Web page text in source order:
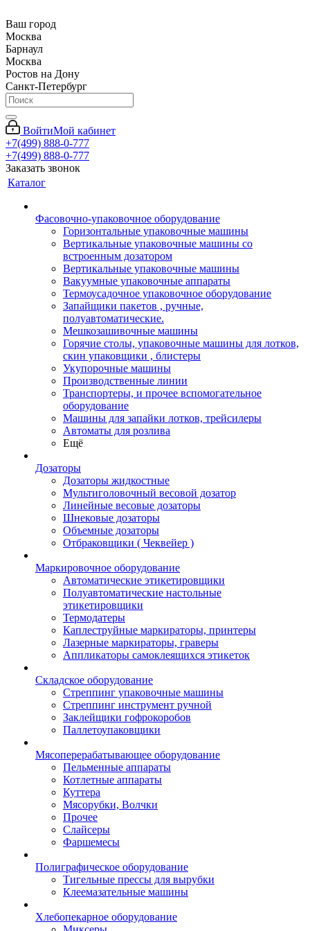
Ваш город
Москва
Барнаул
Москва
Ростов на Дону
Санкт-Петербург
ВойтиМой кабинет
+7(499) 888-0-777
+7(499) 888-0-777
Заказать звонок
Каталог
Фасовочно-упаковочное оборудование
Горизонтальные упаковочные машины
Вертикальные упаковочные машины со
встроенным дозатором
Вертикальные упаковочные машины
Вакуумные упаковочные аппараты
Термоусадочное упаковочное оборудование
Запайщики пакетов , ручные,
полуавтоматические.
Мешкозашивочные машины
Горячие столы, упаковочные машины для лотков,
скин упаковщики , блистеры
Укупорочные машины
Производственные линии
Транспортеры, и прочее вспомогательное
оборудование
Машины для запайки лотков, трейсилеры
Автоматы для розлива
Ещё
Дозаторы
Дозаторы жидкостные
Мультиголовочный весовой дозатор
Линейные весовые дозаторы
Шнековые дозаторы
Объемные дозаторы
Отбраковщики ( Чеквейер )
Маркировочное оборудование
Автоматические этикетировщики
Полуавтоматические настольные
этикетировщики
Термодатеры
Каплеструйные маркираторы, принтеры
Лазерные маркираторы, граверы
Аппликаторы самоклеящихся этикеток
Складское оборудование
Стреппинг упаковочные машины
Стреппинг инструмент ручной
Заклейщики гофрокоробов
Паллетоупаковщики
Мясоперерабатывающее оборудование
Пельменные аппараты
Котлетные аппараты
Куттера
Мясорубки, Волчки
Прочее
Слайсеры
Фаршемесы
Полиграфическое оборудование
Тигельные прессы для вырубки
Клеемазательные машины
Хлебопекарное оборудование